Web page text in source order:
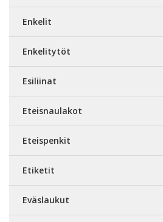
Enkelit
Enkelitytöt
Esiliinat
Eteisnaulakot
Eteispenkit
Etiketit
Eväslaukut